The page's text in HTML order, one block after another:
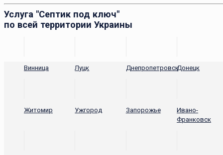
Услуга "Септик под ключ"
по всей территории Украины
Винница Луцк ДнепропетровскДонецк
Житомир Ужгород Запорожье
Ивано-
Франковск